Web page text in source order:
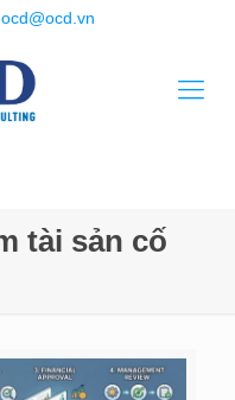
ocd@ocd.vn
tài sản cố